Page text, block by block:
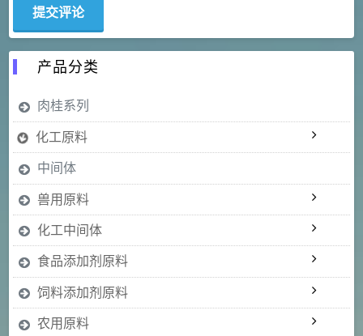
产品分类
肉桂系列
化工原料
中间体
兽用原料
化工中间体
食品添加剂原料
饲料添加剂原料
农用原料